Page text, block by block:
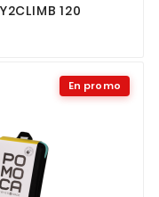
120
En promo